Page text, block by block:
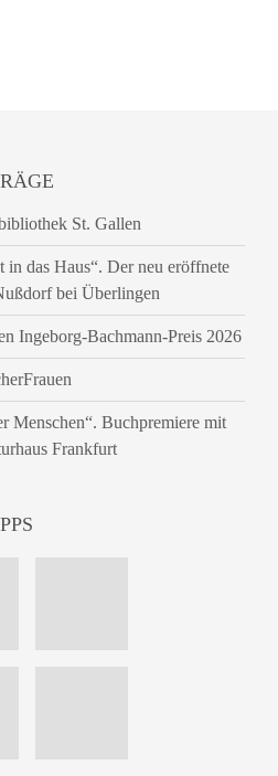
St. Gallen
in das Haus“. Der neu eröffnete
bei Überlingen
Ingeborg-Bachmann-Preis 2026
Menschen“. Buchpremiere mit
Frankfurt